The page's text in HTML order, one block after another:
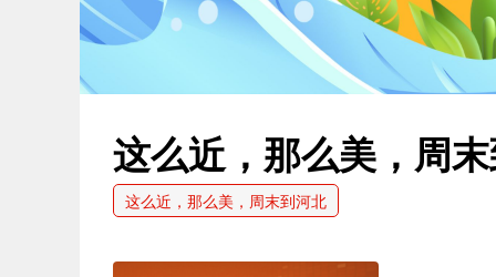
这么近，那么美，周
这么近，那么美，周末到河北